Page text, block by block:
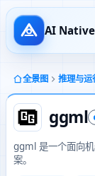
AI
全景图 推理与运
ggml
ggml 是一个面向
案。